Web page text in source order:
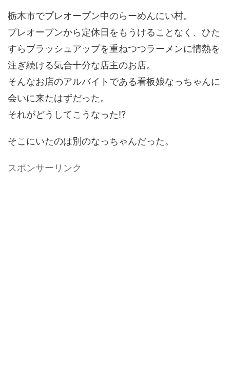
栃木市でプレオープン中のらーめんにい村。
プレオープンから定休日をもうけることなく、ひた
すらブラッシュアップを重ねつつラーメンに情熱を
注ぎ続ける気合十分な店主のお店。
そんなお店のアルバイトである看板娘なっちゃんに
会いに来たはずだった。
それがどうしてこうなった!?
そこにいたのは別のなっちゃんだった。
スポンサーリンク